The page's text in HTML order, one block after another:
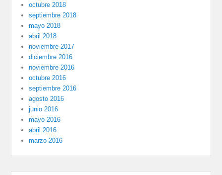
octubre 2018
septiembre 2018
mayo 2018
abril 2018
noviembre 2017
diciembre 2016
noviembre 2016
octubre 2016
septiembre 2016
agosto 2016
junio 2016
mayo 2016
abril 2016
marzo 2016